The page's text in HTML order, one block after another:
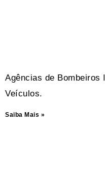
Agências de Bombeiros
Veículos.
Saiba Mais »